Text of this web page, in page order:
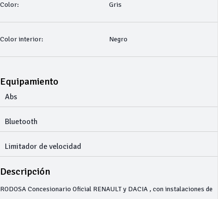
Color: Gris
Color interior: Negro
Equipamiento
Abs
Bluetooth
Limitador de velocidad
Descripción
RODOSA Concesionario Oficial RENAULT y DACIA , con instalaciones de